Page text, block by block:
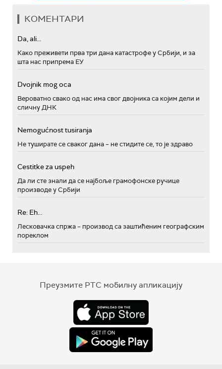
КОМЕНТАРИ
Da, ali...
Како преживети прва три дана катастрофе у Србији, и за
шта нас припрема ЕУ
Dvojnik mog oca
Вероватно свако од нас има свог двојника са којим дели и
сличну ДНК
Nemogućnost tusiranja
Не туширате се сваког дана – не стидите се, то је здраво
Cestitke za uspeh
Да ли сте знали да се најбоље грамофонске ручице
производе у Србији
Re: Eh...
Лесковачка спржа – производ са заштићеним географским
пореклом
Преузмите РТС мобилну апликацију